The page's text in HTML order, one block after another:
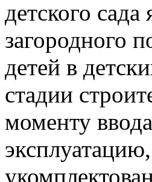
детского
загородного
детей в
стадии
моменту